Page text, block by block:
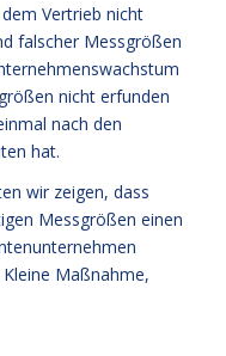
Vertrieb nicht
falscher Messgrößen
nicht erfunden
nach den
hat.
wir zeigen, dass
Messgrößen einen
Maßnahme,